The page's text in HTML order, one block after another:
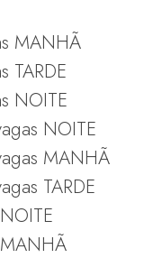
MANHÃ
TARDE
NOITE
NOITE
MANHÃ
TARDE